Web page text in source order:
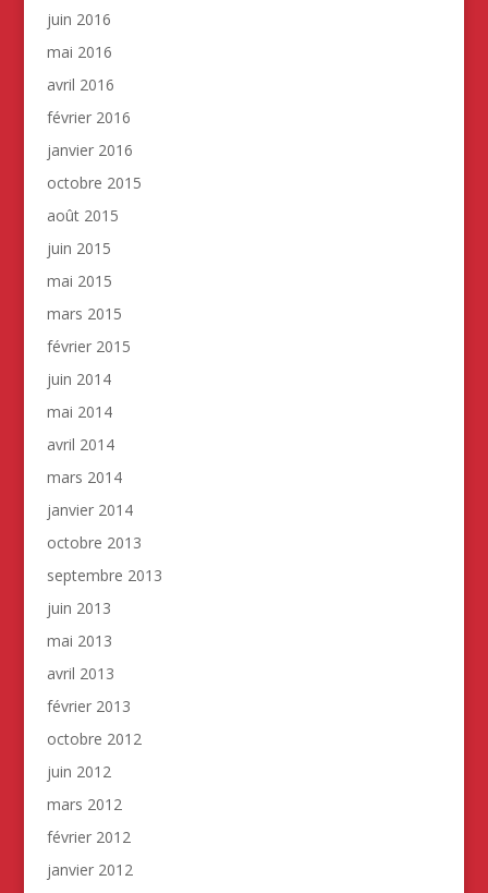
juin 2016
mai 2016
avril 2016
février 2016
janvier 2016
octobre 2015
août 2015
juin 2015
mai 2015
mars 2015
février 2015
juin 2014
mai 2014
avril 2014
mars 2014
janvier 2014
octobre 2013
septembre 2013
juin 2013
mai 2013
avril 2013
février 2013
octobre 2012
juin 2012
mars 2012
février 2012
janvier 2012